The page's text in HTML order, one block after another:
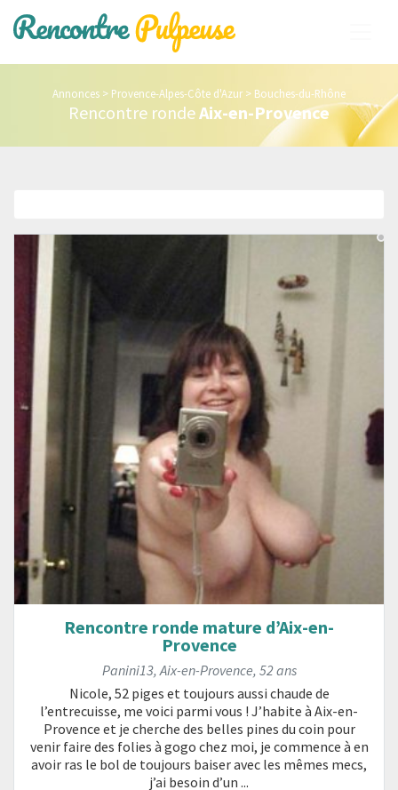
Annonces > Provence-Alpes-Côte d'Azur > Bouches-du-Rhône
Rencontre rondeAix-en-Provence
Rencontre ronde mature d’Aix-en-
Provence
Panini13,Aix-en-Provence, 52 ans
Nicole, 52 piges et toujours aussi chaude de
l’entrecuisse, me voici parmi vous ! J’habite à Aix-en-
Provence et je cherche des belles pines du coin pour
venir faire des folies à gogo chez moi, je commence à en
avoir ras le bol de toujours baiser avec les mêmes mecs,
j’ai besoin d’un ...